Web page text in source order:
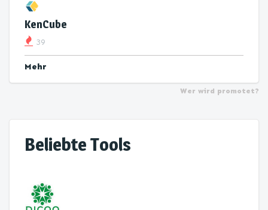
KenCube
39
Mehr
Wer wird promotet?
Beliebte Tools